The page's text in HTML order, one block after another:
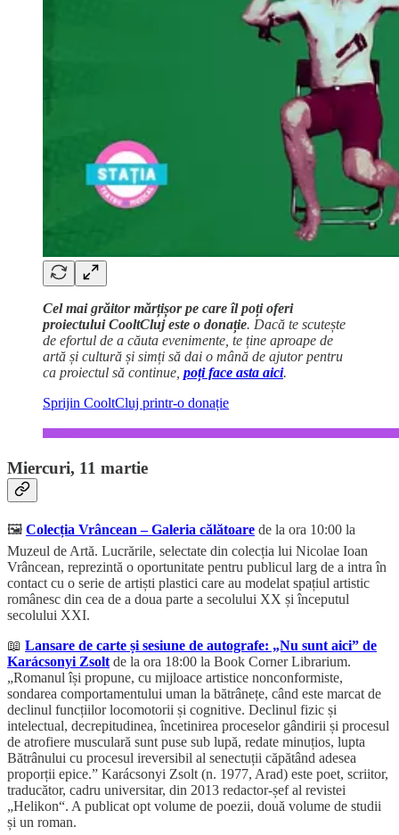
Cel mai grăitor mărțișor pe care îl poți oferi
proiectului CooltCluj este o donație. Dacă te scutește
de efortul de a căuta evenimente, te ține aproape de
artă și cultură și simți să dai o mână de ajutor pentru
ca proiectul să continue, poți face asta aici.
Sprijin CooltCluj printr-o donație
Miercuri, 11 martie
🖼️ Colecția Vrâncean – Galeria călătoare de la ora 10:00 la
Muzeul de Artă. Lucrările, selectate din colecția lui Nicolae Ioan
Vrâncean, reprezintă o oportunitate pentru publicul larg de a intra în
contact cu o serie de artiști plastici care au modelat spațiul artistic
românesc din cea de a doua parte a secolului XX și începutul
secolului XXI.
📖 Lansare de carte și sesiune de autografe: „Nu sunt aici” de
Karácsonyi Zsolt de la ora 18:00 la Book Corner Librarium.
„Romanul își propune, cu mijloace artistice nonconformiste,
sondarea comportamentului uman la bătrânețe, când este marcat de
declinul funcțiilor locomotorii și cognitive. Declinul fizic și
intelectual, decrepitudinea, încetinirea proceselor gândirii și procesul
de atrofiere musculară sunt puse sub lupă, redate minuțios, lupta
Bătrânului cu procesul ireversibil al senectuții căpătând adesea
proporții epice.” Karácsonyi Zsolt (n. 1977, Arad) este poet, scriitor,
traducător, cadru universitar, din 2013 redactor-șef al revistei
„Helikon“. A publicat opt volume de poezii, două volume de studii
și un roman.